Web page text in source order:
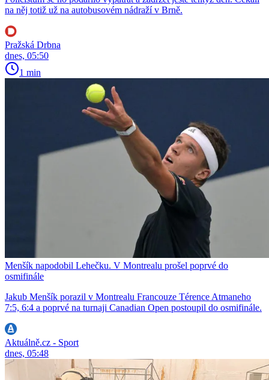
na něj totiž už na autobusovém nádraží v Brně.
Pražská Drbna
dnes, 05:50
1 min
Menšík napodobil Lehečku. V Montrealu prošel poprvé do
osmifinále
Jakub Menšík porazil v Montrealu Francouze Térence Atmaneho
7:5, 6:4 a poprvé na turnaji Canadian Open postoupil do osmifinále.
Aktuálně.cz - Sport
dnes, 05:48